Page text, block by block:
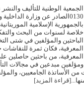
الجمعية الوطنية للتأليف
0130الصادر عن وزارة
خلاصة لسنوات من البحث
الباحثين والمؤلفين في شتى
المعرفية، فكان ثمرة
المعرفية، من باحثين حاصلين
ومؤلفين مبدعين في مجالات
الأساتذة الجامعيين،
[قراءة المزيد]